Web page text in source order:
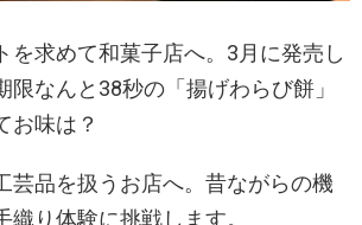
を求めて和菓子店へ。3月に発売し
限なんと38秒の「揚げわらび餅」
お味は？
芸品を扱うお店へ。昔ながらの機
り体験に挑戦します。